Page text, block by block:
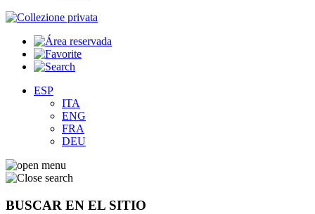
ESP
ITA
ENG
FRA
DEU
BUSCAR EN EL SITIO